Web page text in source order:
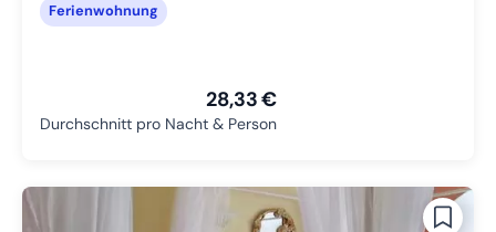
Ferienwohnung
28,33 €
Durchschnitt pro Nacht & Person